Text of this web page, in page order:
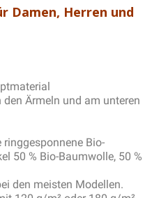
Damen, Herren und
Ärmeln und am unteren
ringgesponnene Bio-
50 % Bio-Baumwolle, 50 %
den meisten Modellen.